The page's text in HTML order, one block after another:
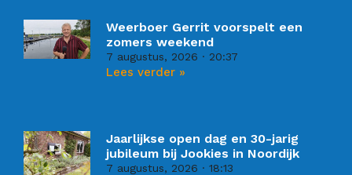
Weerboer Gerrit voorspelt een
zomers weekend
7 augustus, 2026 20:37
Lees verder »
Jaarlijkse open dag en 30-jarig
jubileum bij Jookies in Noordijk
7 augustus, 2026 18:13